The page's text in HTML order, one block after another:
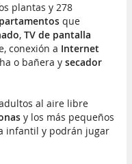
plantas y 278
que
, TV de pantalla
conexión a Internet
o bañera y secador
al aire libre
y los más pequeños
infantil y podrán jugar